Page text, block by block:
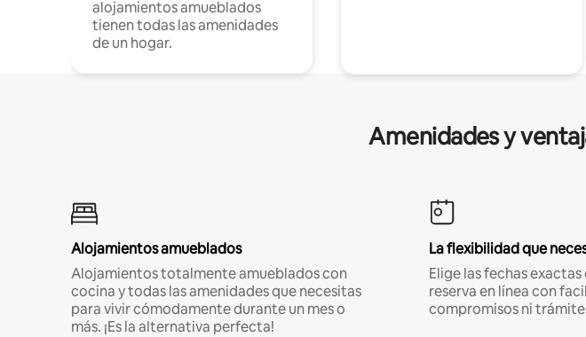
alojamientos amueblados
tienen todas las amenidades
de un hogar.
Amenidades y
Alojamientos amueblados
Alojamientos totalmente amueblados con
cocina y todas las amenidades que necesitas
para vivir cómodamente durante un mes o
más. ¡Es la alternativa perfecta!
La flexibilidad que
Elige las fechas
reserva en línea con
compromisos ni